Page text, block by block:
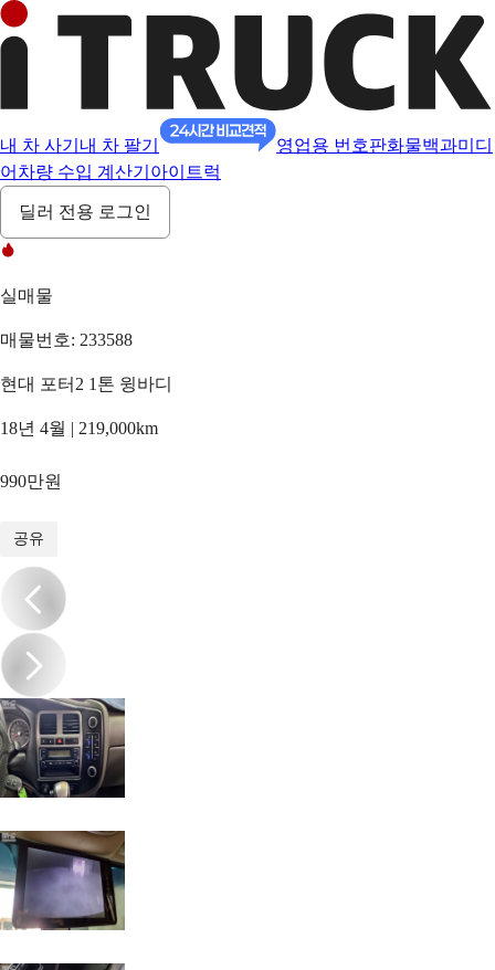
내 차 사기 내 차 팔기 영업용 번호판화물백과미디
어 차량 수입 계산기 아이트럭
딜러 전용 로그인
실매물
매물번호: 233588
현대 포터2 1톤 윙바디
18년 4월 | 219,000km
990만원
공유
/14